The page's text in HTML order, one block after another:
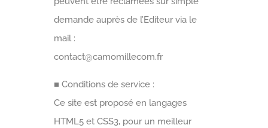
demande auprès de l’Editeur via le
mail :
contact@camomillecom.fr
■ Conditions de service :
Ce site est proposé en langages
HTML5 et CSS3, pour un meilleur